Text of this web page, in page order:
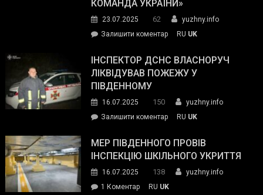
гуманітарну
допомогу
КОМАНДА УКРАЇНИ»
23.07.2025 62
yuzhny.info
Залишити коментарon
провів
нараду
силових
та
органів:
«Наш
спільний
RU UK
ІНСПЕКТОР ДСНС ВЛАСНОРУЧ
ЛІКВІДУВАВ ПОЖЕЖУ У
ПІВДЕННОМУ
16.07.2025 150
yuzhny.info
Залишити коментарon
ДСНС
власноруч
пожежу
у
RU UK
МЕР ПІВДЕННОГО ПРОВІВ
ІНСПЕКЦІЮ ШКІЛЬНОГО УКРИТТЯ
16.07.2025 138
yuzhny.info
1 Коментардо RU UK